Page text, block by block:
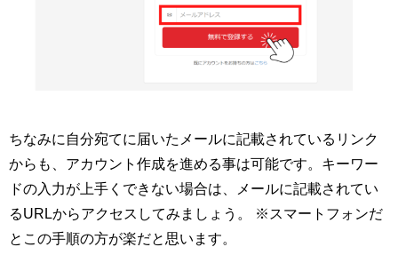
ちなみに自分宛てに届いたメールに記載されているリンク
からも、アカウント作成を進める事は可能です。キーワー
ドの入力が上手くできない場合は、メールに記載されてい
るURLからアクセスしてみましょう。 ※スマートフォンだ
とこの手順の方が楽だと思います。